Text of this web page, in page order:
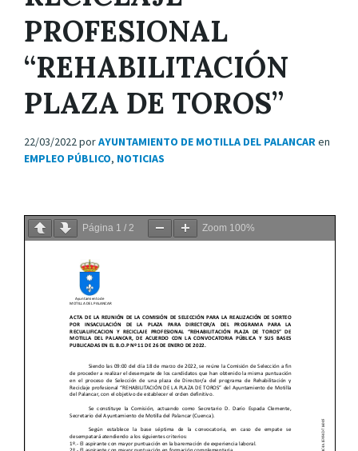
PROFESIONAL
“REHABILITACIÓN
PLAZA DE TOROS”
22/03/2022porAYUNTAMIENTO DE MOTILLA DEL PALANCARen
EMPLEO PÚBLICO, NOTICIAS
Página 1 / 2 Zoom 100%